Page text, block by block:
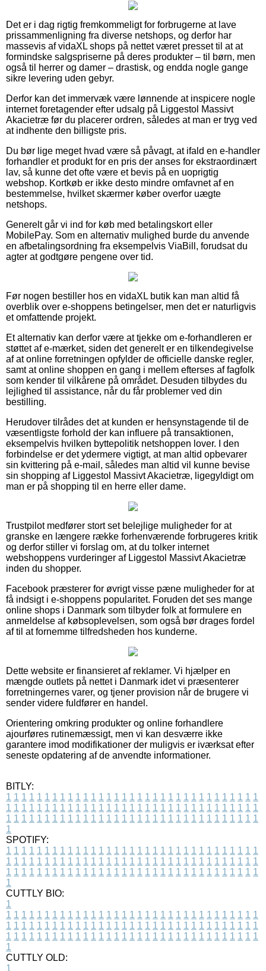
Det er i dag rigtig fremkommeligt for forbrugerne at lave
prissammenligning fra diverse netshops, og derfor har
massevis af vidaXL shops på nettet været presset til at at
formindske salgspriserne på deres produkter – til børn, men
også til herrer og damer – drastisk, og endda nogle gange
sikre levering uden gebyr.
Derfor kan det immervæk være lønnende at inspicere nogle
internet foretagender efter udsalg på Liggestol Massivt
Akacietræ før du placerer ordren, således at man er tryg ved
at indhente den billigste pris.
Du bør lige meget hvad være så påvagt, at ifald en e-handler
forhandler et produkt for en pris der anses for ekstraordinært
lav, så kunne det ofte være et bevis på en uoprigtig
webshop. Kortkøb er ikke desto mindre omfavnet af en
bestemmelse, hvilket skærmer køber overfor uægte
netshops.
Generelt går vi ind for køb med betalingskort eller
MobilePay. Som en alternativ mulighed burde du anvende
en afbetalingsordning fra eksempelvis ViaBill, forudsat du
agter at godtgøre pengene over tid.
Før nogen bestiller hos en vidaXL butik kan man altid få
overblik over e-shoppens betingelser, men det er naturligvis
et omfattende projekt.
Et alternativ kan derfor være at tjekke om e-forhandleren er
støttet af e-mærket, siden det generelt er en tilkendegivelse
af at online forretningen opfylder de officielle danske regler,
samt at online shoppen en gang i mellem efterses af fagfolk
som kender til vilkårene på området. Desuden tilbydes du
lejlighed til assistance, når du får problemer ved din
bestilling.
Herudover tilrådes det at kunden er hensynstagende til de
væsentligste forhold der kan influere på transaktionen,
eksempelvis hvilken byttepolitik netshoppen lover. I den
forbindelse er det ydermere vigtigt, at man altid opbevarer
sin kvittering på e-mail, således man altid vil kunne bevise
sin shopping af Liggestol Massivt Akacietræ, ligegyldigt om
man er på shopping til en herre eller dame.
Trustpilot medfører stort set belejlige muligheder for at
granske en længere række forhenværende forbrugeres kritik
og derfor stiller vi forslag om, at du tolker internet
webshoppens vurderinger af Liggestol Massivt Akacietræ
inden du shopper.
Facebook præsterer for øvrigt visse pæne muligheder for at
få indsigt i e-shoppens popularitet. Foruden det ses mange
online shops i Danmark som tilbyder folk at formulere en
anmeldelse af købsoplevelsen, som også bør drages fordel
af til at fornemme tilfredsheden hos kunderne.
Dette website er finansieret af reklamer. Vi hjælper en
mængde outlets på nettet i Danmark idet vi præsenterer
forretningernes varer, og tjener provision når de brugere vi
sender videre fuldfører en handel.
Orientering omkring produkter og online forhandlere
ajourføres rutinemæssigt, men vi kan desværre ikke
garantere imod modifikationer der muligvis er iværksat efter
seneste opdatering af de anvendte informationer.
BITLY:
1 1 1 1 1 1 1 1 1 1 1 1 1 1 1 1 1 1 1 1 1 1 1 1 1 1 1 1 1 1 1 1 1
1 1 1 1 1 1 1 1 1 1 1 1 1 1 1 1 1 1 1 1 1 1 1 1 1 1 1 1 1 1 1 1 1
1 1 1 1 1 1 1 1 1 1 1 1 1 1 1 1 1 1 1 1 1 1 1 1 1 1 1 1 1 1 1 1 1
1
SPOTIFY:
1 1 1 1 1 1 1 1 1 1 1 1 1 1 1 1 1 1 1 1 1 1 1 1 1 1 1 1 1 1 1 1 1
1 1 1 1 1 1 1 1 1 1 1 1 1 1 1 1 1 1 1 1 1 1 1 1 1 1 1 1 1 1 1 1 1
1 1 1 1 1 1 1 1 1 1 1 1 1 1 1 1 1 1 1 1 1 1 1 1 1 1 1 1 1 1 1 1 1
1
CUTTLY BIO:
1
1 1 1 1 1 1 1 1 1 1 1 1 1 1 1 1 1 1 1 1 1 1 1 1 1 1 1 1 1 1 1 1 1
1 1 1 1 1 1 1 1 1 1 1 1 1 1 1 1 1 1 1 1 1 1 1 1 1 1 1 1 1 1 1 1 1
1 1 1 1 1 1 1 1 1 1 1 1 1 1 1 1 1 1 1 1 1 1 1 1 1 1 1 1 1 1 1 1 1
1
CUTTLY OLD:
1